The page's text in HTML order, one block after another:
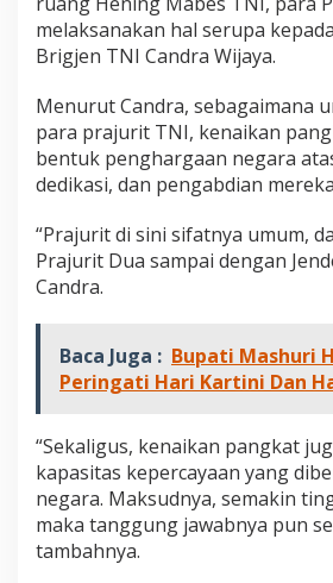
1
6
a
t
T
N
A
D
melaksanakan hal serupa
Brigjen TNI Candra Wijaya.
Menurut Candra, sebagaimana
para prajurit TNI, kenaikan
bentuk penghargaan negara
dedikasi, dan pengabdian
“Prajurit di sini sifatnya umum,
Prajurit Dua sampai dengan
Candra.
Baca Juga : Bupati Mashuri
Peringati Hari Kartini Dan
“Sekaligus, kenaikan pangkat
kapasitas kepercayaan yang
negara. Maksudnya, semakin
maka tanggung jawabnya pun
tambahnya.